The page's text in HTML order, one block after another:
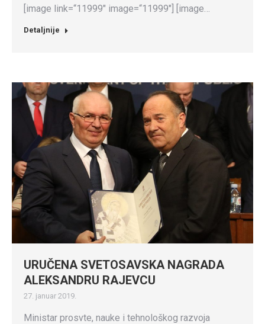
[image link=“11999″ image=“11999″] [image…
Detaljnije
URUČENA SVETOSAVSKA NAGRADA
ALEKSANDRU RAJEVCU
27. januar 2019.
Ministar prosvte, nauke i tehnološkog razvoja